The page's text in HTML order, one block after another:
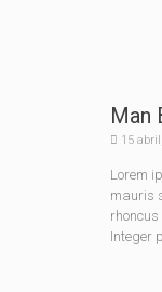
Man
15
Lorem
mauris
Integer